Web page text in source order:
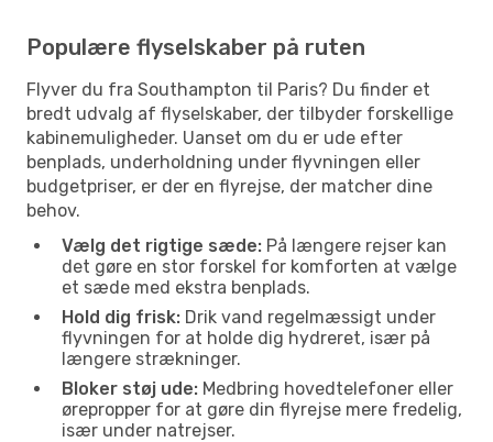
Populære flyselskaber på ruten
Flyver du fra Southampton til Paris? Du finder et
bredt udvalg af flyselskaber, der tilbyder forskellige
kabinemuligheder. Uanset om du er ude efter
benplads, underholdning under flyvningen eller
budgetpriser, er der en flyrejse, der matcher dine
behov.
Vælg det rigtige sæde: På længere rejser kan
det gøre en stor forskel for komforten at vælge
et sæde med ekstra benplads.
Hold dig frisk: Drik vand regelmæssigt under
flyvningen for at holde dig hydreret, især på
længere strækninger.
Bloker støj ude: Medbring hovedtelefoner eller
ørepropper for at gøre din flyrejse mere fredelig,
især under natrejser.